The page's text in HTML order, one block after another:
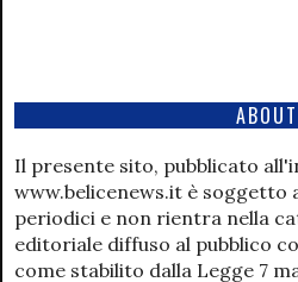
ABOUT
Il presente sito, pubblicato
www.belicenews.it è soggetto
periodici e non rientra nella
editoriale diffuso al pubblico
come stabilito dalla Legge 7